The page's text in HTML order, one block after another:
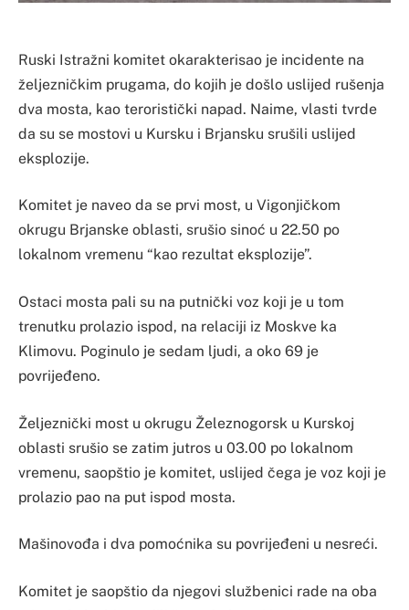
Ruski Istražni komitet okarakterisao je incidente na
željezničkim prugama, do kojih je došlo uslijed rušenja
dva mosta, kao teroristički napad. Naime, vlasti tvrde
da su se mostovi u Kursku i Brjansku srušili uslijed
eksplozije.
Komitet je naveo da se prvi most, u Vigonjičkom
okrugu Brjanske oblasti, srušio sinoć u 22.50 po
lokalnom vremenu “kao rezultat eksplozije”.
Ostaci mosta pali su na putnički voz koji je u tom
trenutku prolazio ispod, na relaciji iz Moskve ka
Klimovu. Poginulo je sedam ljudi, a oko 69 je
povrijeđeno.
Željeznički most u okrugu Železnogorsk u Kurskoj
oblasti srušio se zatim jutros u 03.00 po lokalnom
vremenu, saopštio je komitet, uslijed čega je voz koji je
prolazio pao na put ispod mosta.
Mašinovođa i dva pomoćnika su povrijeđeni u nesreći.
Komitet je saopštio da njegovi službenici rade na oba